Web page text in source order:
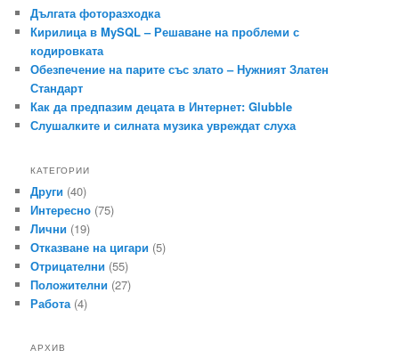
Дългата фоторазходка
Кирилица в MySQL – Решаване на проблеми с
кодировката
Обезпечение на парите със злато – Нужният Златен
Стандарт
Как да предпазим децата в Интернет: Glubble
Слушалките и силната музика увреждат слуха
КАТЕГОРИИ
Други (40)
Интересно (75)
Лични (19)
Отказване на цигари (5)
Отрицателни (55)
Положителни (27)
Работа (4)
АРХИВ